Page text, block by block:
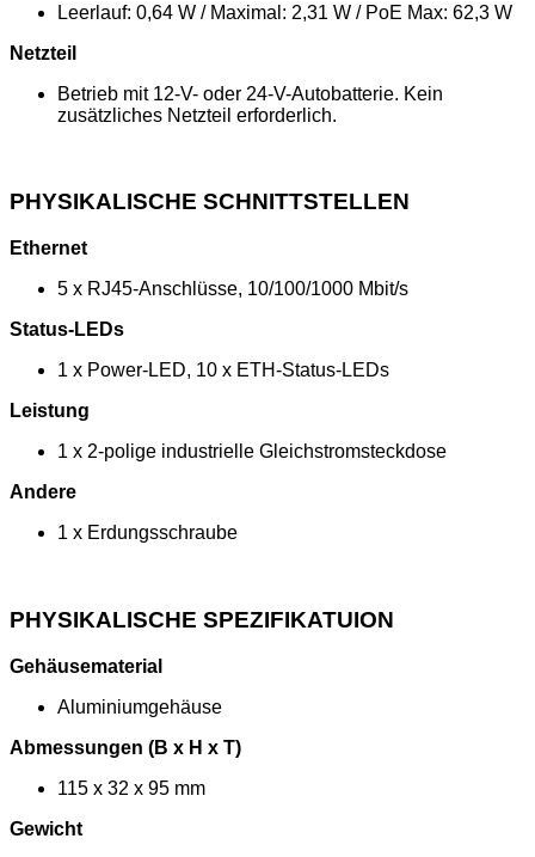
Leerlauf: 0,64 W / Maximal: 2,31 W / PoE Max: 62,3 W
Netzteil
Betrieb mit 12-V- oder 24-V-Autobatterie. Kein
zusätzliches Netzteil erforderlich.
PHYSIKALISCHE SCHNITTSTELLEN
Ethernet
5 x RJ45-Anschlüsse, 10/100/1000 Mbit/s
Status-LEDs
1 x Power-LED, 10 x ETH-Status-LEDs
Leistung
1 x 2-polige industrielle Gleichstromsteckdose
Andere
1 x Erdungsschraube
PHYSIKALISCHE SPEZIFIKATUION
Gehäusematerial
Aluminiumgehäuse
Abmessungen (B x H x T)
115 x 32 x 95 mm
Gewicht